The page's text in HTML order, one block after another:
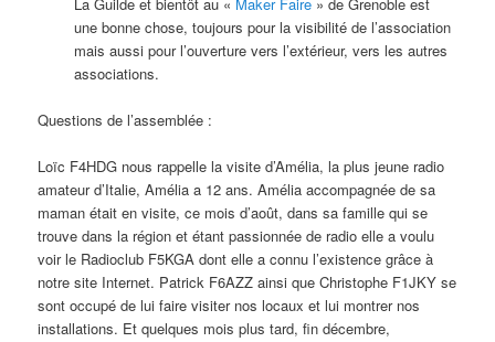
une bonne chose, toujours pour la visibilité de l’association
mais aussi pour l’ouverture vers l’extérieur, vers les autres
associations.
Questions de l’assemblée :
Loïc F4HDG nous rappelle la visite d’Amélia, la plus jeune radio
amateur d’Italie, Amélia a 12 ans. Amélia accompagnée de sa
maman était en visite, ce mois d’août, dans sa famille qui se
trouve dans la région et étant passionnée de radio elle a voulu
voir le Radioclub F5KGA dont elle a connu l’existence grâce à
notre site Internet. Patrick F6AZZ ainsi que Christophe F1JKY se
sont occupé de lui faire visiter nos locaux et lui montrer nos
installations. Et quelques mois plus tard, fin décembre,